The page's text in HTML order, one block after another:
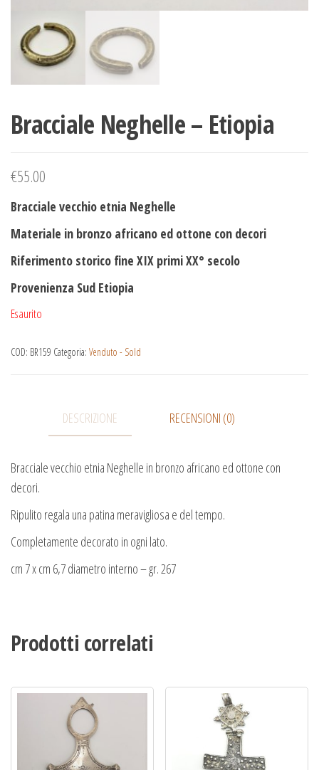
Bracciale Neghelle – Etiopia
€55.00
Bracciale vecchio etnia Neghelle
Materiale in bronzo africano ed ottone con decori
Riferimento storico fine XIX primi XX° secolo
Provenienza Sud Etiopia
Esaurito
COD: BR159 Categoria: Venduto - Sold
DESCRIZIONE RECENSIONI (0)
Bracciale vecchio etnia Neghelle in bronzo africano ed ottone con
decori.
Ripulito regala una patina meravigliosa e del tempo.
Completamente decorato in ogni lato.
cm 7 x cm 6,7 diametro interno – gr. 267
Prodotti correlati